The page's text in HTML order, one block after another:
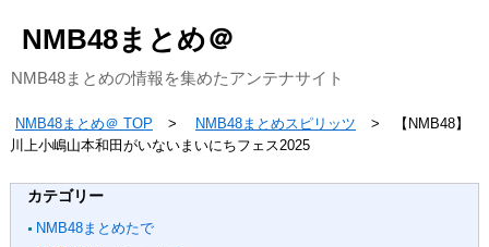
NMB48まとめ＠
NMB48まとめの情報を集めたアンテナサイト
NMB48まとめ＠ TOP NMB48まとめスピリッツ
【NMB48】
川上小嶋山本和田がいないまいにちフェス2025
カテゴリー
NMB48まとめたで